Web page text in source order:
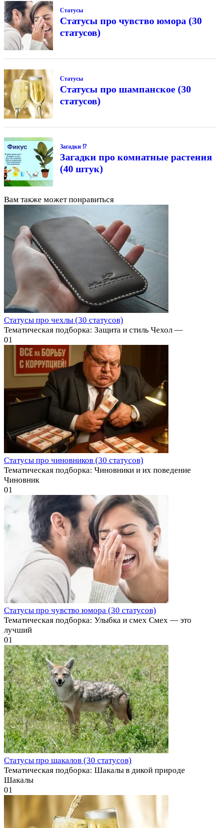
Статусы
Статусы про чувство юмора (30
статусов)
Статусы
Статусы про шампанское (30
статусов)
Загадки ⁉
Загадки про комнатные растения
(40 штук)
Вам также может понравиться
Статусы про чехлы (30 статусов)
Тематическая подборка: Защита и стиль Чехол —
01
Статусы про чиновников (30 статусов)
Тематическая подборка: Чиновники и их поведение
Чиновник
01
Статусы про чувство юмора (30 статусов)
Тематическая подборка: Улыбка и смех Смех — это
лучший
01
Статусы про шакалов (30 статусов)
Тематическая подборка: Шакалы в дикой природе
Шакалы
01